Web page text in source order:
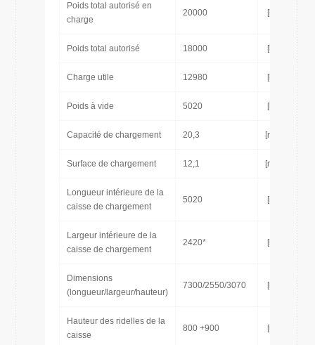
Poids total autorisé en
charge
20000 [kg]
Poids total autorisé 18000 [kg]
Charge utile 12980 [kg]
Poids à vide 5020 [kg]
Capacité de chargement 20,3 [m3]
Surface de chargement 12,1 [m2]
Longueur intérieure de la
caisse de chargement
5020 [mm]
Largeur intérieure de la
caisse de chargement
2420* [mm]
Dimensions
(longueur/largeur/hauteur)
7300/2550/3070 [mm]
Hauteur des ridelles de la
caisse
800 +900 [mm]